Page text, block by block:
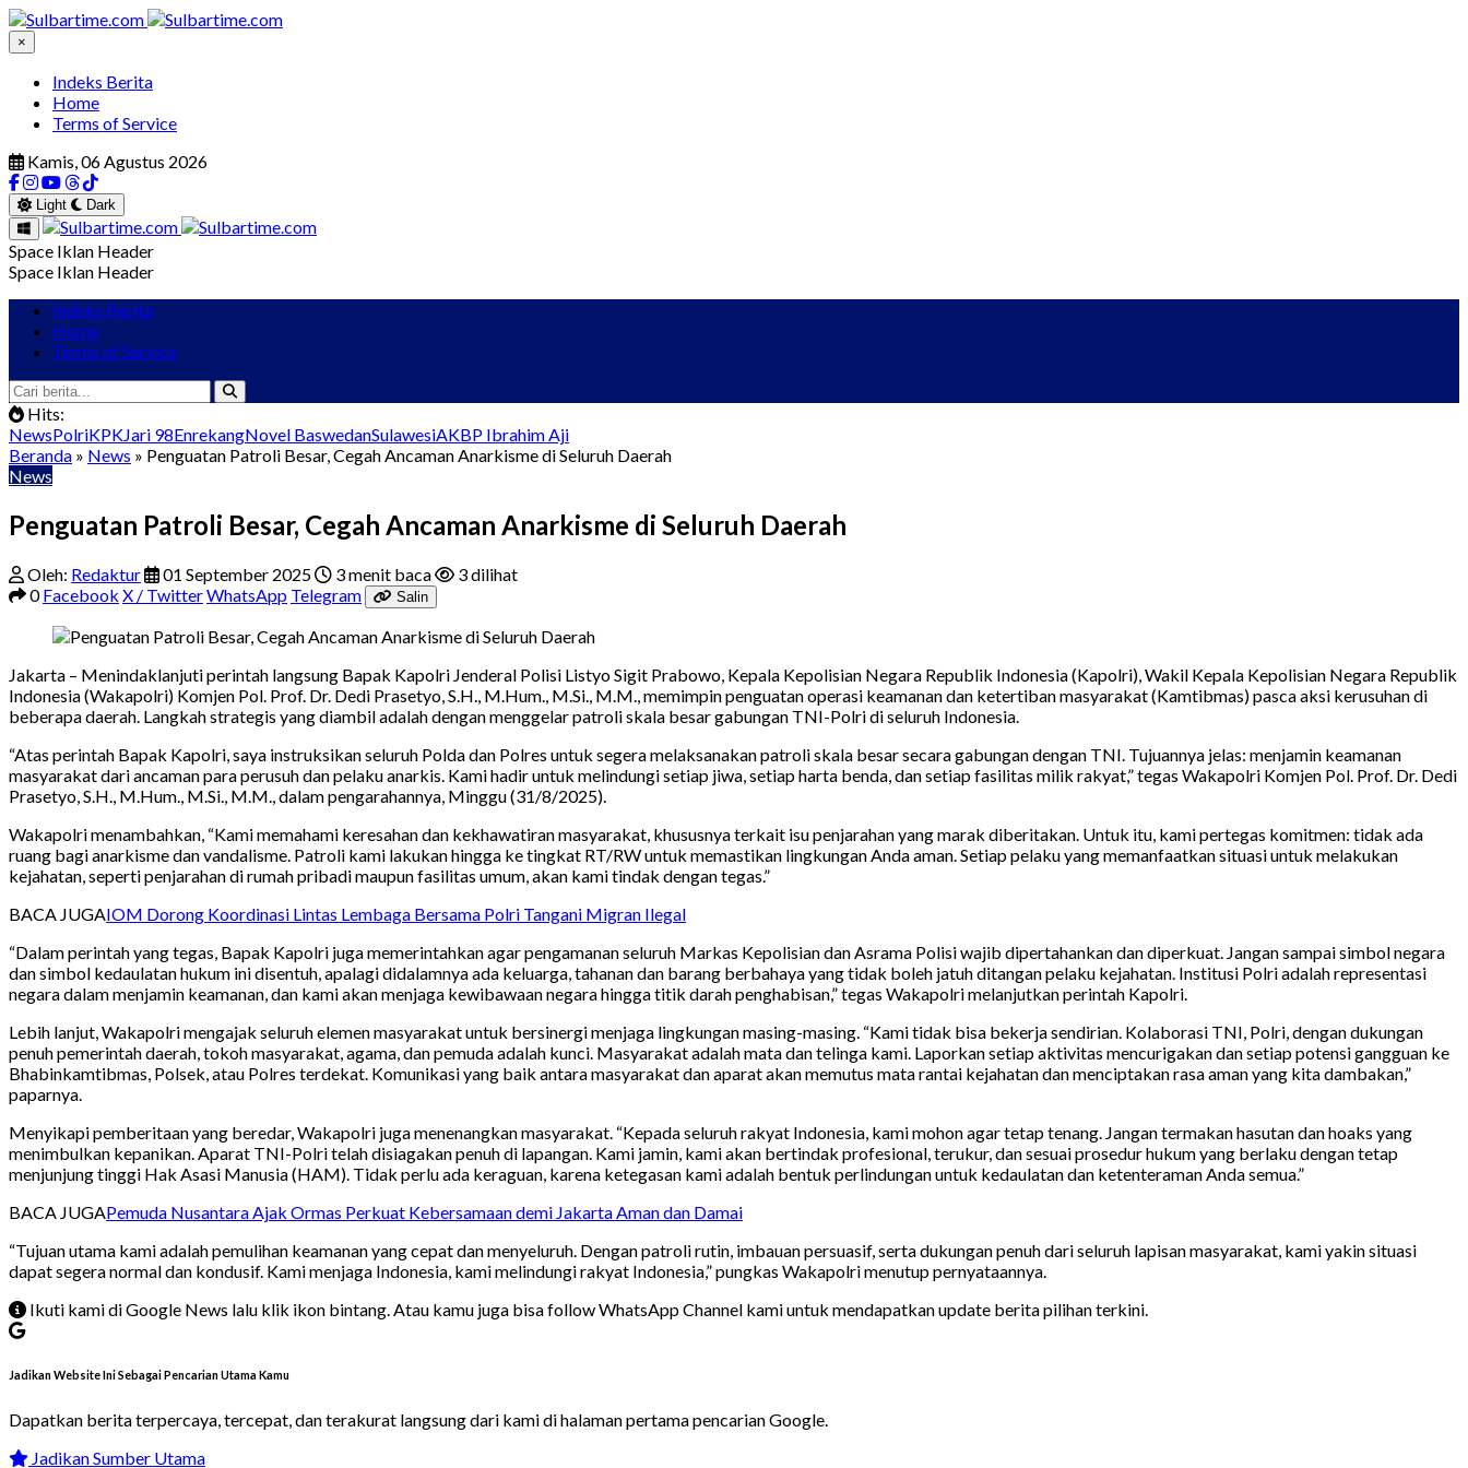
×
Indeks Berita
Home
Terms of Service
Kamis, 06 Agustus 2026
Light Dark
Space Iklan Header
Space Iklan Header
Indeks Berita
Home
Terms of Service
Hits:
NewsPolriKPKJari 98EnrekangNovel BaswedanSulawesiAKBP Ibrahim Aji
Beranda » News » Penguatan Patroli Besar, Cegah Ancaman Anarkisme di Seluruh Daerah
News
Penguatan Patroli Besar, Cegah Ancaman Anarkisme di Seluruh Daerah
Oleh: Redaktur 01 September 2025 3 menit baca
3 dilihat
0Facebook X / TwitterWhatsApp Telegram Salin
Jakarta – Menindaklanjuti perintah langsung Bapak Kapolri Jenderal Polisi Listyo Sigit Prabowo, Kepala Kepolisian Negara Republik Indonesia (Kapolri), Wakil Kepala Kepolisian Negara Republik
Indonesia (Wakapolri) Komjen Pol. Prof. Dr. Dedi Prasetyo, S.H., M.Hum., M.Si., M.M., memimpin penguatan operasi keamanan dan ketertiban masyarakat (Kamtibmas) pasca aksi kerusuhan di
beberapa daerah. Langkah strategis yang diambil adalah dengan menggelar patroli skala besar gabungan TNI-Polri di seluruh Indonesia.
“Atas perintah Bapak Kapolri, saya instruksikan seluruh Polda dan Polres untuk segera melaksanakan patroli skala besar secara gabungan dengan TNI. Tujuannya jelas: menjamin keamanan
masyarakat dari ancaman para perusuh dan pelaku anarkis. Kami hadir untuk melindungi setiap jiwa, setiap harta benda, dan setiap fasilitas milik rakyat,” tegas Wakapolri Komjen Pol. Prof. Dr. Dedi
Prasetyo, S.H., M.Hum., M.Si., M.M., dalam pengarahannya, Minggu (31/8/2025).
Wakapolri menambahkan, “Kami memahami keresahan dan kekhawatiran masyarakat, khususnya terkait isu penjarahan yang marak diberitakan. Untuk itu, kami pertegas komitmen: tidak ada
ruang bagi anarkisme dan vandalisme. Patroli kami lakukan hingga ke tingkat RT/RW untuk memastikan lingkungan Anda aman. Setiap pelaku yang memanfaatkan situasi untuk melakukan
kejahatan, seperti penjarahan di rumah pribadi maupun fasilitas umum, akan kami tindak dengan tegas.”
BACA JUGAIOM Dorong Koordinasi Lintas Lembaga Bersama Polri Tangani Migran Ilegal
“Dalam perintah yang tegas, Bapak Kapolri juga memerintahkan agar pengamanan seluruh Markas Kepolisian dan Asrama Polisi wajib dipertahankan dan diperkuat. Jangan sampai simbol negara
dan simbol kedaulatan hukum ini disentuh, apalagi didalamnya ada keluarga, tahanan dan barang berbahaya yang tidak boleh jatuh ditangan pelaku kejahatan. Institusi Polri adalah representasi
negara dalam menjamin keamanan, dan kami akan menjaga kewibawaan negara hingga titik darah penghabisan,” tegas Wakapolri melanjutkan perintah Kapolri.
Lebih lanjut, Wakapolri mengajak seluruh elemen masyarakat untuk bersinergi menjaga lingkungan masing-masing. “Kami tidak bisa bekerja sendirian. Kolaborasi TNI, Polri, dengan dukungan
penuh pemerintah daerah, tokoh masyarakat, agama, dan pemuda adalah kunci. Masyarakat adalah mata dan telinga kami. Laporkan setiap aktivitas mencurigakan dan setiap potensi gangguan ke
Bhabinkamtibmas, Polsek, atau Polres terdekat. Komunikasi yang baik antara masyarakat dan aparat akan memutus mata rantai kejahatan dan menciptakan rasa aman yang kita dambakan,”
paparnya.
Menyikapi pemberitaan yang beredar, Wakapolri juga menenangkan masyarakat. “Kepada seluruh rakyat Indonesia, kami mohon agar tetap tenang. Jangan termakan hasutan dan hoaks yang
menimbulkan kepanikan. Aparat TNI-Polri telah disiagakan penuh di lapangan. Kami jamin, kami akan bertindak profesional, terukur, dan sesuai prosedur hukum yang berlaku dengan tetap
menjunjung tinggi Hak Asasi Manusia (HAM). Tidak perlu ada keraguan, karena ketegasan kami adalah bentuk perlindungan untuk kedaulatan dan ketenteraman Anda semua.”
BACA JUGAPemuda Nusantara Ajak Ormas Perkuat Kebersamaan demi Jakarta Aman dan Damai
“Tujuan utama kami adalah pemulihan keamanan yang cepat dan menyeluruh. Dengan patroli rutin, imbauan persuasif, serta dukungan penuh dari seluruh lapisan masyarakat, kami yakin situasi
dapat segera normal dan kondusif. Kami menjaga Indonesia, kami melindungi rakyat Indonesia,” pungkas Wakapolri menutup pernyataannya.
Ikuti kami di Google News lalu klik ikon bintang. Atau kamu juga bisa follow WhatsApp Channel kami untuk mendapatkan update berita pilihan terkini.
Jadikan Website Ini Sebagai Pencarian Utama Kamu
Dapatkan berita terpercaya, tercepat, dan terakurat langsung dari kami di halaman pertama pencarian Google.
Jadikan Sumber Utama